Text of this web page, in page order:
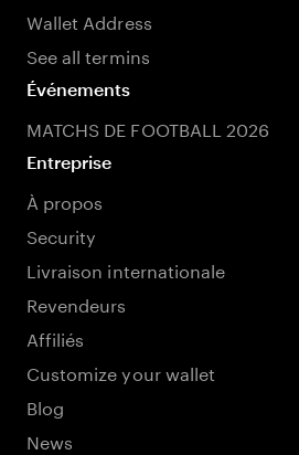
Wallet Address
See all termins
Événements
MATCHS DE FOOTBALL 2026
Entreprise
À propos
Security
Livraison internationale
Revendeurs
Affiliés
Customize your wallet
Blog
News